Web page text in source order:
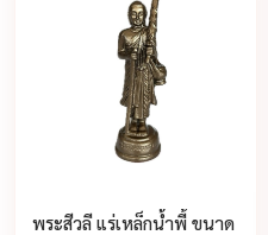
พระสีวลี แร่เหล็กน้ำพี้ ขนาด